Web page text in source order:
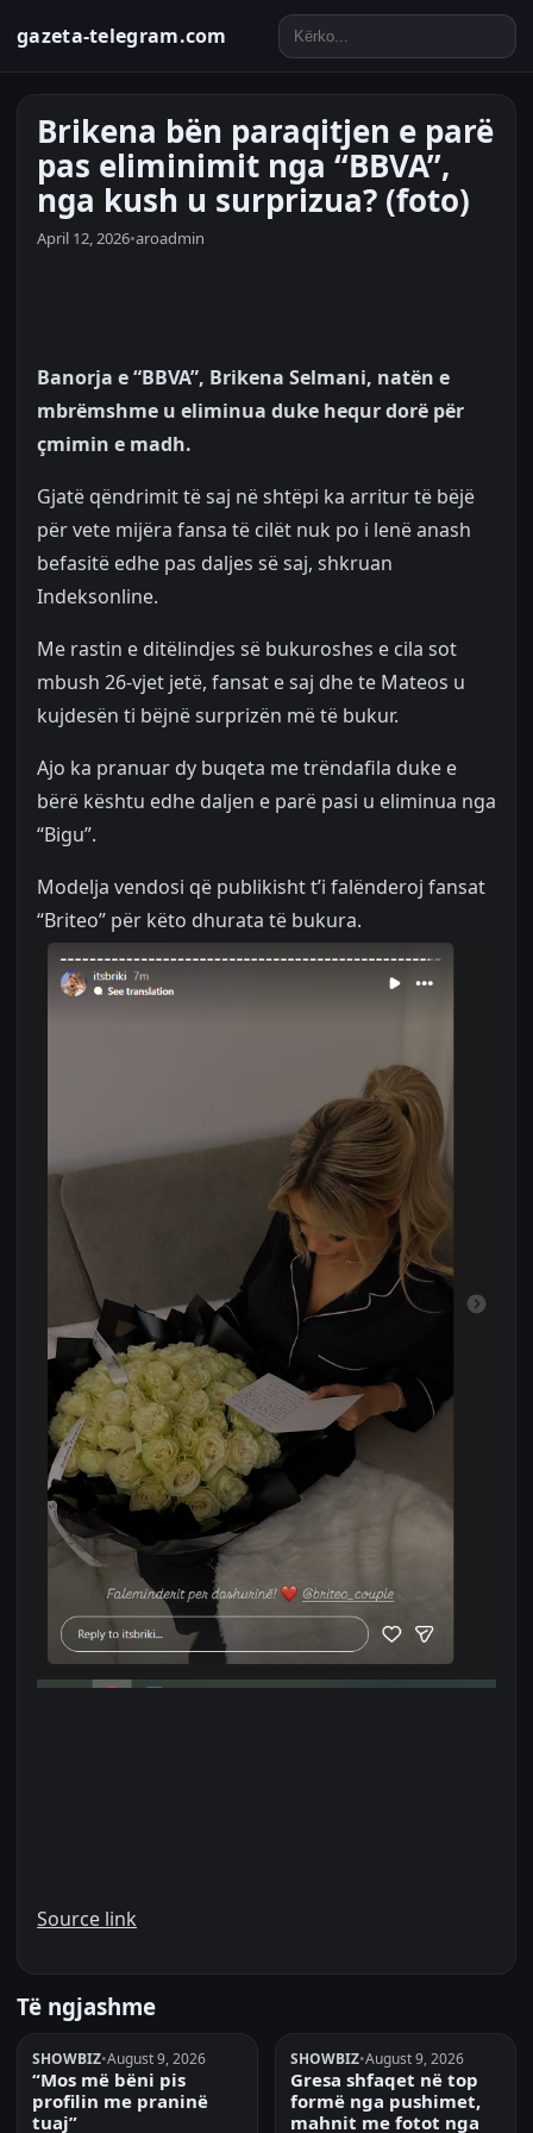
gazeta-telegram.com
Brikena bën paraqitjen e parë
pas eliminimit nga “BBVA”,
nga kush u surprizua? (foto)
April 12, 2026•aroadmin
Banorja e “BBVA”, Brikena Selmani, natën e
mbrëmshme u eliminua duke hequr dorë për
çmimin e madh.
Gjatë qëndrimit të saj në shtëpi ka arritur të bëjë
për vete mijëra fansa të cilët nuk po i lenë anash
befasitë edhe pas daljes së saj, shkruan
Indeksonline.
Me rastin e ditëlindjes së bukuroshes e cila sot
mbush 26-vjet jetë, fansat e saj dhe te Mateos u
kujdesën ti bëjnë surprizën më të bukur.
Ajo ka pranuar dy buqeta me trëndafila duke e
bërë kështu edhe daljen e parë pasi u eliminua nga
“Bigu”.
Modelja vendosi që publikisht t’i falënderoj fansat
“Briteo” për këto dhurata të bukura.
Source link
Të ngjashme
SHOWBIZ•August 9, 2026
“Mos më bëni pis
profilin me praninë
tuaj”
SHOWBIZ•August 9, 2026
Gresa shfaqet në top
formë nga pushimet,
mahnit me fotot nga